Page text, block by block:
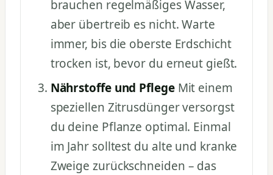
brauchen regelmäßiges Wasser,
aber übertreib es nicht. Warte
immer, bis die oberste Erdschicht
trocken ist, bevor du erneut gießt.
Nährstoffe und PflegeMit einem
speziellen Zitrusdünger versorgst
du deine Pflanze optimal. Einmal
im Jahr solltest du alte und kranke
Zweige zurückschneiden – das